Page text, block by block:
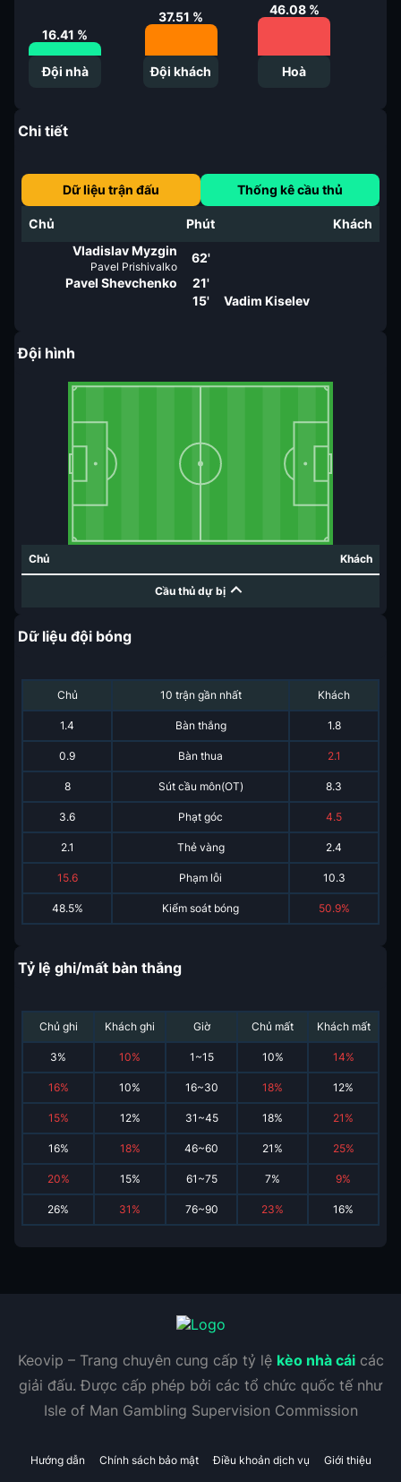
16.41 %
Đội nhà
37.51 %
Đội khách
46.08%
Hoà
Chi tiết
Dữ liệu trận đấu Thống kê cầu thủ
Chủ Phút
Khách
Vladislav Myzgin
Pavel Prishivalko
62'
Pavel Shevchenko
21'
15'
Vadim Kiselev
Đội hình
Chủ Khách
Cầu thủ dự bị
Dữ liệu đội bóng
Chủ 10 trận gần nhất Khách
1.4 Bàn thắng 1.8
0.9 Bàn thua 2.1
8 Sút cầu môn(OT) 8.3
3.6 Phạt góc 4.5
2.1 Thẻ vàng 2.4
15.6 Phạm lỗi 10.3
48.5% Kiểm soát bóng 50.9%
Tỷ lệ ghi/mất bàn thắng
Chủ ghi Khách ghi Giờ Chủ mất Khách mất
3% 10% 1~15 10% 14%
16% 10% 16~30 18% 12%
15% 12% 31~45 18% 21 %
16% 18% 46~60 21 % 25%
20% 15% 61~75 7% 9%
26% 31 % 76~90 23% 16%
Keovip – Trang chuyên cung cấp tỷ lệ kèo nhà cáicác
giải đấu. Được cấp phép bởi các tổ chức quốc tế như
Isle of Man Gambling Supervision Commission
Hướng dẫn Chính sách bảo mật Điều khoản dịch vụ Giới thiệu